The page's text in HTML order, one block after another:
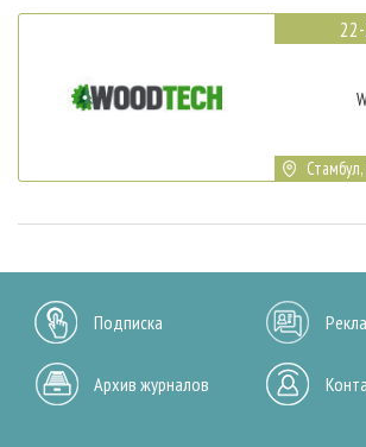
Подписка
Архив журналов